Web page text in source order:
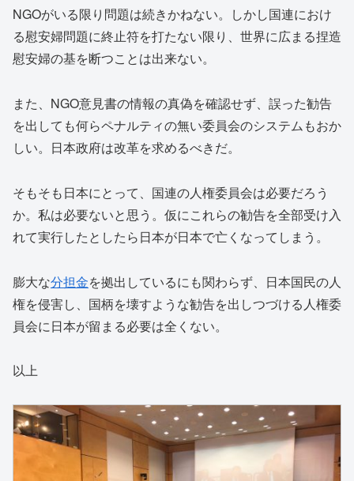
NGOがいる限り問題は続きかねない。しかし国連におけ
る慰安婦問題に終止符を打たない限り、世界に広まる捏造
慰安婦の基を断つことは出来ない。
また、NGO意見書の情報の真偽を確認せず、誤った勧告
を出しても何らペナルティの無い委員会のシステムもおか
しい。日本政府は改革を求めるべきだ。
そもそも日本にとって、国連の人権委員会は必要だろう
か。私は必要ないと思う。仮にこれらの勧告を全部受け入
れて実行したとしたら日本が日本で亡くなってしまう。
膨大な分担金を拠出しているにも関わらず、日本国民の人
権を侵害し、国柄を壊すような勧告を出しつづける人権委
員会に日本が留まる必要は全くない。
以上